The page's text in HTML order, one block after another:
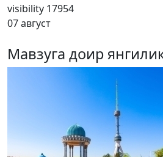
visibility 17954
07 август
Мавзуга доир